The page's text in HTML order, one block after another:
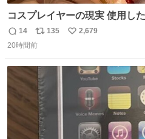
コスプレイヤーの現実 使用し
機に入れられないので、大体
に手洗い…
返
信
14
リ
ポ
ト
数
135
い
2,679
20時間前